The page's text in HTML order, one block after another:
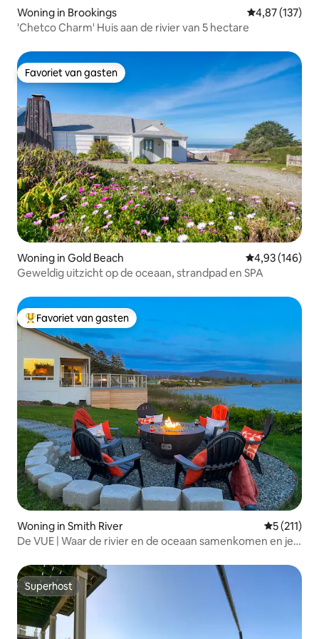
Woning in Brookings Gemiddelde
4,87 (137)
'Chetco Charm' Huis aan de rivier van 5 hectare
Favoriet van gasten
Favoriet van gasten
Woning in Gold Beach Gemiddelde
4,93 (146)
Geweldig uitzicht op de oceaan, strandpad en SPA
Topfavoriet van gasten
Favoriet van gasten
Woning in Smith River
5 (211)
De VUE | Waar de rivier en de oceaan samenkomen en je
Superhost
Superhost